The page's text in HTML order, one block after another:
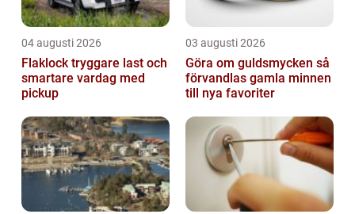
04 augusti 2026
Flaklock tryggare last och
smartare vardag med
pickup
03 augusti 2026
Göra om guldsmycken så
förvandlas gamla minnen
till nya favoriter